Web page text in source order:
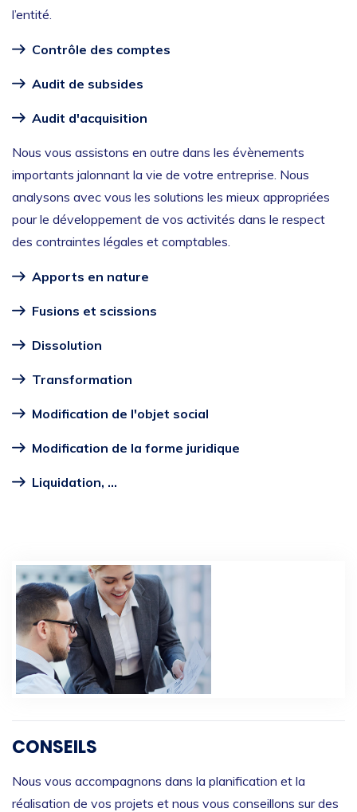
l’entité.
Contrôle des comptes
Audit de subsides
Audit d'acquisition
Nous vous assistons en outre dans les évènements
importants jalonnant la vie de votre entreprise. Nous
analysons avec vous les solutions les mieux appropriées
pour le développement de vos activités dans le respect
des contraintes légales et comptables.
Apports en nature
Fusions et scissions
Dissolution
Transformation
Modification de l'objet social
Modification de la forme juridique
Liquidation, ...
CONSEILS
Nous vous accompagnons dans la planification et la
réalisation de vos projets et nous vous conseillons sur des